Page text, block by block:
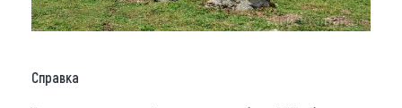
Справка